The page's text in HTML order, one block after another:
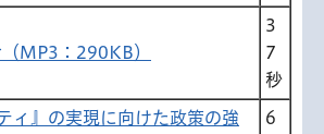
MP3：290KB）
3
7
秒
ィ』の実現に向けた政策の強
6